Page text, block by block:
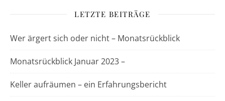
LETZTE BEITRÄGE
Wer ärgert sich oder nicht – Monatsrückblick
Monatsrückblick Januar 2023 –
Keller aufräumen – ein Erfahrungsbericht